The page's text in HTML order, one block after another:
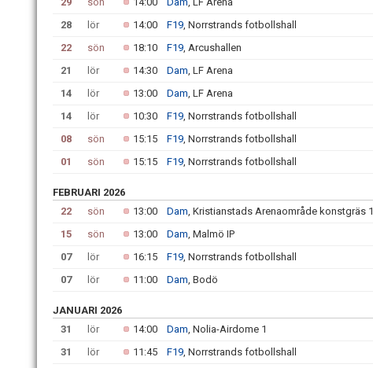
28
lör 14:00 F19, Norrstrands fotbollshall
22
sön 18:10 F19, Arcushallen
21
lör 14:30 Dam, LF Arena
14
lör 13:00 Dam, LF Arena
14
lör 10:30 F19, Norrstrands fotbollshall
08
sön 15:15 F19, Norrstrands fotbollshall
01
sön 15:15 F19, Norrstrands fotbollshall
FEBRUARI 2026
22
sön 13:00 Dam, Kristianstads Arenaområde konstgräs 1
15
sön 13:00 Dam, Malmö IP
07
lör 16:15 F19, Norrstrands fotbollshall
07
lör 11:00 Dam, Bodö
JANUARI 2026
31
lör 14:00 Dam, Nolia-Airdome 1
31
lör 11:45 F19, Norrstrands fotbollshall